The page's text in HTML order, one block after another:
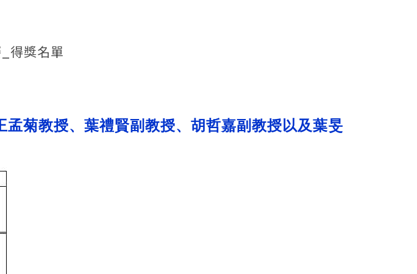
得獎名單
菊教授、葉禮賢副教授、胡哲嘉副教授以及葉旻